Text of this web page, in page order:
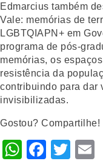
Edmarcius também
Vale: memórias de
LGBTQIAPN+ em
programa de pós-
memórias, os
resistência da
contribuindo para dar
invisibilizadas.
Gostou? Compartilhe!
WhatsApp